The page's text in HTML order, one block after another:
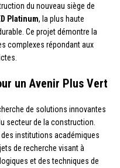
du nouveau siège de
Platinum, la plus haute
Ce projet démontre la
complexes répondant aux
un Avenir Plus Vert
de solutions innovantes
secteur de la construction.
institutions académiques
de recherche visant à
et des techniques de